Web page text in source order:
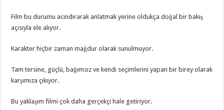
Film bu durumu acındırarak anlatmak yerine oldukça doğal bir bakış
açısıyla ele alıyor.
Karakter hiçbir zaman mağdur olarak sunulmuyor.
Tam tersine, güçlü, bağımsız ve kendi seçimlerini yapan bir birey olarak
karşımıza çıkıyor.
Bu yaklaşım filmi çok daha gerçekçi hale getiriyor.